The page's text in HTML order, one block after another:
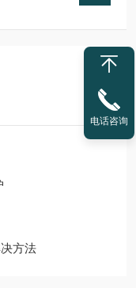
方法
电话咨询